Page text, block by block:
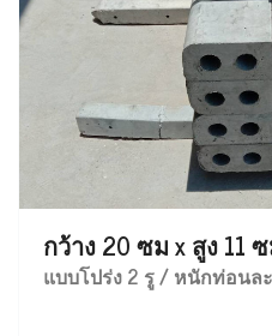
กว้าง 20 ซม x สูง 11
แบบโปร่ง 2 รู / หนักท่อนล